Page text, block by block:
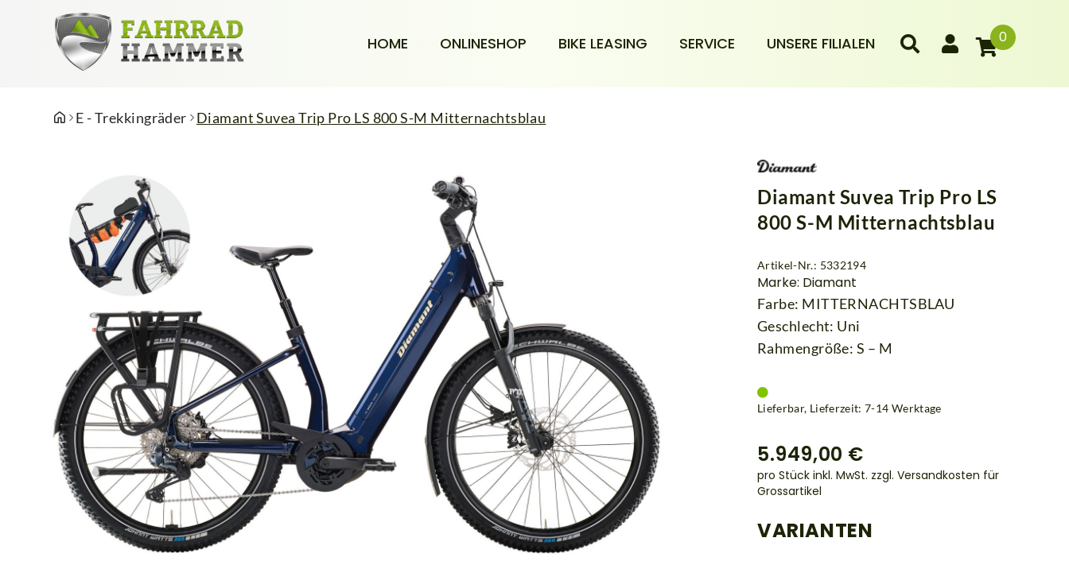
HOME ONLINESHOP BIKE LEASING SERVICE UNSERE FILIALEN 0
E - Trekkingräder Diamant Suvea Trip Pro LS 800 S-M Mitternachtsblau
Diamant Suvea Trip Pro LS
800 S-M Mitternachtsblau
Artikel-Nr.: 5332194
Marke: Diamant
Farbe: MITTERNACHTSBLAU
Geschlecht: Uni
Rahmengröße: S – M
Lieferbar, Lieferzeit: 7-14 Werktage
5.949,00 €
pro Stück inkl. MwSt. zzgl. Versandkosten für
Grossartikel
VARIANTEN